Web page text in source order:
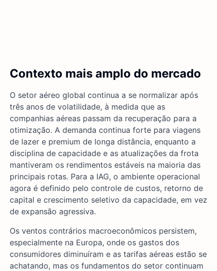
Contexto mais amplo do mercado
O setor aéreo global continua a se normalizar após
três anos de volatilidade, à medida que as
companhias aéreas passam da recuperação para a
otimização. A demanda continua forte para viagens
de lazer e premium de longa distância, enquanto a
disciplina de capacidade e as atualizações da frota
mantiveram os rendimentos estáveis na maioria das
principais rotas. Para a IAG, o ambiente operacional
agora é definido pelo controle de custos, retorno de
capital e crescimento seletivo da capacidade, em vez
de expansão agressiva.
Os ventos contrários macroeconômicos persistem,
especialmente na Europa, onde os gastos dos
consumidores diminuíram e as tarifas aéreas estão se
achatando, mas os fundamentos do setor continuam